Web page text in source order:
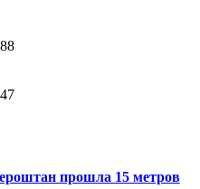
47
прошла 15 метров